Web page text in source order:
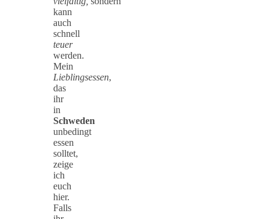
kann
auch
schnell
teuer
werden.
Mein
Lieblingsessen,
das
ihr
in
Schweden
unbedingt
essen
solltet,
zeige
ich
euch
hier.
Falls